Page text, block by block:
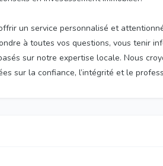
un service personnalisé et
à toutes vos questions, vous tenir
sur notre expertise locale. Nous
sur la confiance, l’intégrité et le